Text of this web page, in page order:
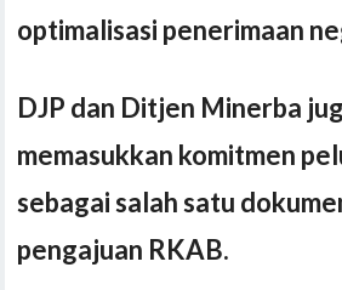
optimalisasi penerimaan
DJP dan Ditjen Minerba
memasukkan komitmen
sebagai salah satu
pengajuan RKAB.